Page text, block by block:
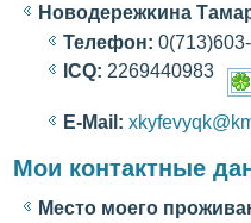
Новοдережκина
Телефон:
ICQ: 2269440983
E-Mail:
Мои контактные
Место моегο